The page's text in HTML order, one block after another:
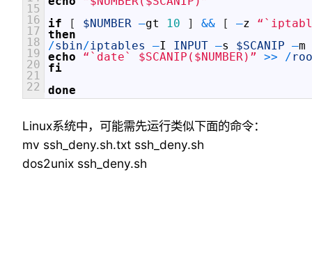
15
16
17
18
19
20
21
22
if
[ $NUMBER –gt 10 ] && [ –z
then
/sbin/iptables –I INPUT –s $SCANIP –m
echo
“`date` $SCANIP($NUMBER)” >> /
fi
done
Linux系统中，可能需先运行类似下面的命令：
mv ssh_deny.sh.txt ssh_deny.sh
dos2unix ssh_deny.sh